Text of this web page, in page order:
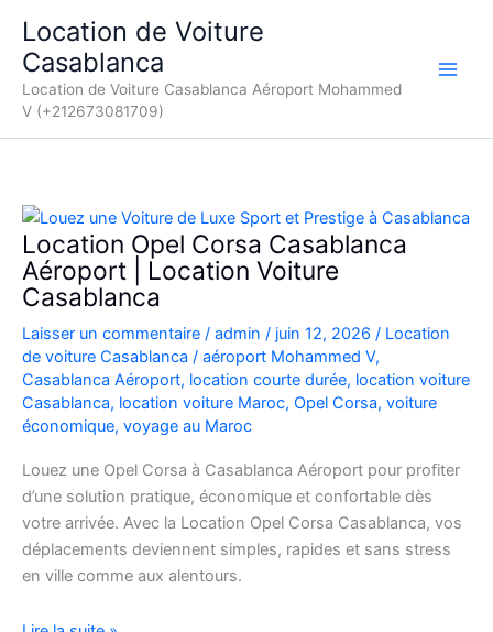
contenu
Location de Voiture
Casablanca
Location de Voiture Casablanca Aéroport Mohammed
V (+212673081709)
Location Opel Corsa Casablanca
Aéroport | Location Voiture
Casablanca
Laisser un commentaire / admin / juin 12, 2026 / Location
de voiture Casablanca / aéroport Mohammed V,
Casablanca Aéroport, location courte durée, location voiture
Casablanca, location voiture Maroc, Opel Corsa, voiture
économique, voyage au Maroc
Louez une Opel Corsa à Casablanca Aéroport pour profiter
d’une solution pratique, économique et confortable dès
votre arrivée. Avec la Location Opel Corsa Casablanca, vos
déplacements deviennent simples, rapides et sans stress
en ville comme aux alentours.